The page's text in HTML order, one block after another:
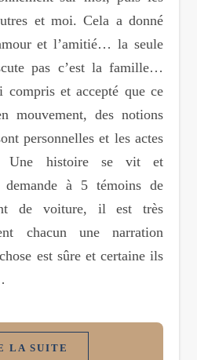
et moi. Cela a donné
et l’amitié… la seule
pas c’est la famille…
compris et accepté que ce
mouvement, des notions
personnelles et les actes
Une histoire se vit et
à 5 témoins de
de voiture, il est très
chacun une narration
est sûre et certaine ils
LA SUITE